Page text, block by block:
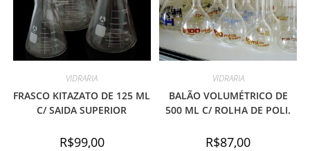
VIDRARIA
FRASCO KITAZATO DE 125 ML
C/ SAIDA SUPERIOR
R$99,00
VIDRARIA
BALÃO VOLUMÉTRICO DE
500 ML C/ ROLHA DE POLI.
R$87,00